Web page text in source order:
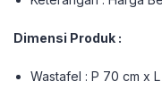
Dimensi Produk :
Wastafel : P 70 cm x